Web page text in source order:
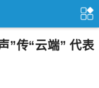
”传“云端” 代表